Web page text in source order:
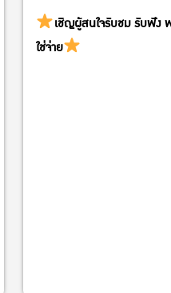
เชิญผู้สนใจรับชม รับฟัง
ใช่จ่าย